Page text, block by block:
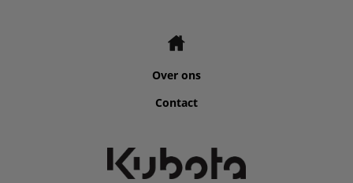
Over ons
Contact